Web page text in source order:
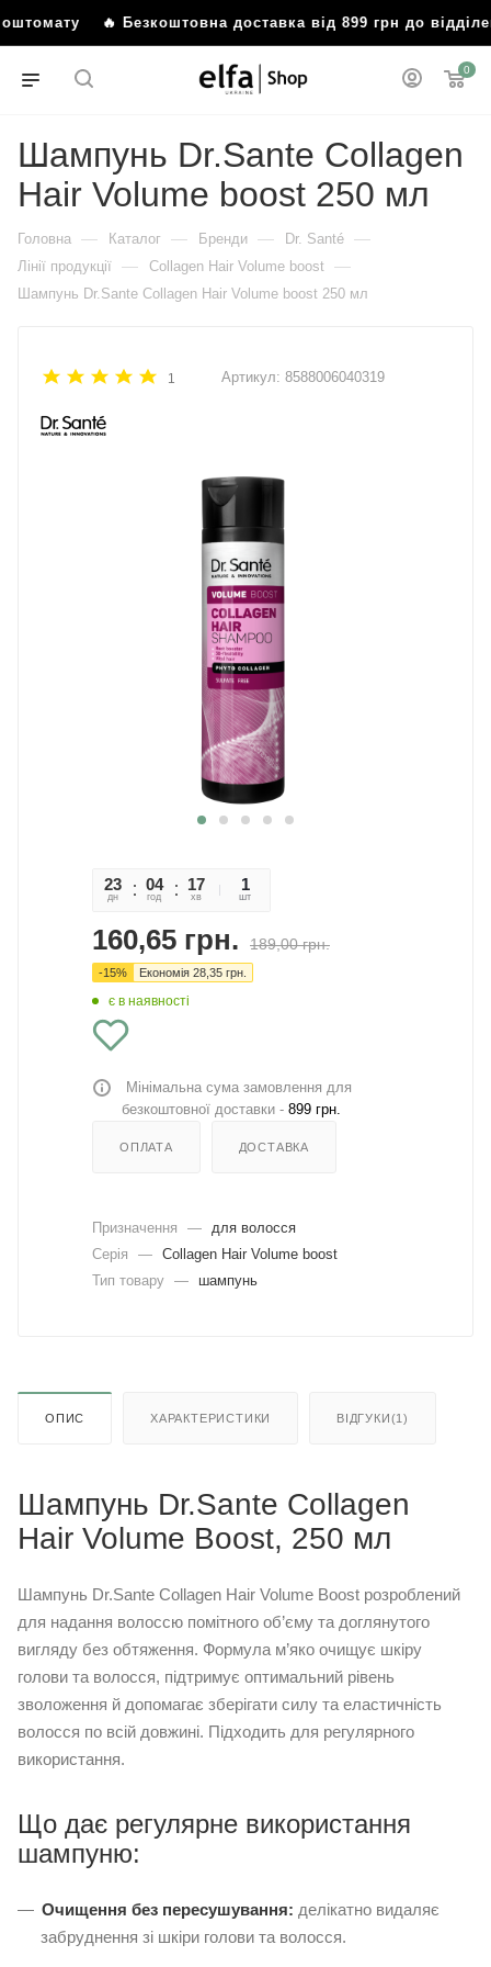
🔥 Безкоштовна доставка від 899 грн до відділення
0
Шампунь Dr.Sante Collagen
Hair Volume boost 250 мл
Головна — Каталог — Бренди — Dr. Santé —
Лінії продукції — Collagen Hair Volume boost —
Шампунь Dr.Sante Collagen Hair Volume boost 250 мл
1 Артикул: 8588006040319
23
дн
04
год
17
хв
17
сек
1
шт
160,65 грн. 189,00грн.
-15% Економія 28,35 грн.
є в наявності
Мінімальна сума замовлення для
безкоштовної доставки - 899 грн.
ОПЛАТА ДОСТАВКА
Призначення —
для волосся
Серія
— Collagen Hair Volume boost
Тип товару — шампунь
ОПИС ХАРАКТЕРИСТИКИ ВІДГУКИ(1)
Шампунь Dr.Sante Collagen
Hair Volume Boost, 250 мл
Шампунь Dr.Sante Collagen Hair Volume Boost розроблений
для надання волоссю помітного об’єму та доглянутого
вигляду без обтяження. Формула м’яко очищує шкіру
голови та волосся, підтримує оптимальний рівень
зволоження й допомагає зберігати силу та еластичність
волосся по всій довжині. Підходить для регулярного
використання.
Що дає регулярне використання
шампуню:
Очищення без пересушування: делікатно видаляє
забруднення зі шкіри голови та волосся.